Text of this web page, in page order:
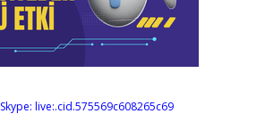
Skype: live:.cid.575569c608265c69